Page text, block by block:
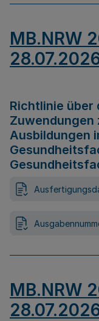
MB.NRW
Richtlinie über
Zuwendungen
Ausbildungen
MB.NRW